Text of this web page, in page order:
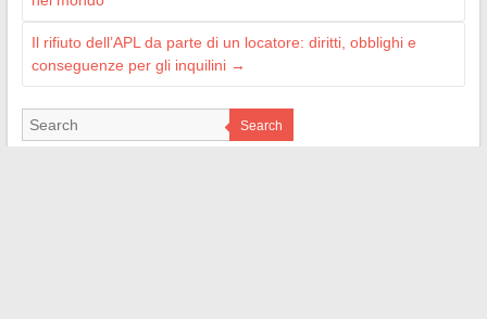
Il rifiuto dell’APL da parte di un locatore: diritti, obblighi e
conseguenze per gli inquilini →
Search